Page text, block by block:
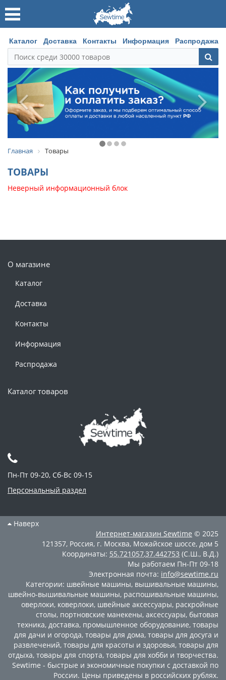
Каталог Доставка Контакты Информация Распродажа
Главная Товары
ТОВАРЫ
Неверный информационный блок
О магазине
Каталог
Доставка
Контакты
Информация
Распродажа
Каталог товаров
Пн-Пт 09-20, Сб-Вс 09-15
Персональный раздел
Наверх
Интернет-магазин Sewtime © 2025
121357, Россия, г. Москва, Можайское шоссе, дом 5
Координаты: 55.721057,37.442753 (С.Ш., В.Д.)
Мы работаем Пн-Пт 09-18
Электронная почта: info@sewtime.ru
Категории: швейные машины, вышивальные машины,
швейно-вышивальные машины, распошивальные машины,
оверлоки, коверлоки, швейные аксессуары, раскройные
столы, портновские манекены, аксессуары, бытовая
техника, доставка, промышленное оборудование, товары
для дачи и огорода, товары для дома, товары для досуга и
развлечений, товары для красоты и здоровья, товары для
отдыха, товары для спорта, товары для хобби и творчества.
Sewtime - быстрые и экономичные покупки с доставкой по
России. Цены приведены в российских рублях.